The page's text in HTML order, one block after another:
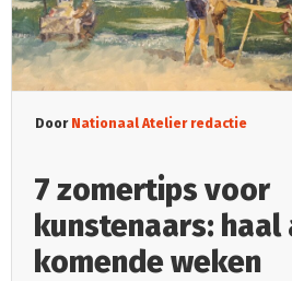
Door Nationaal Atelier redactie
7 zomertips voor
kunstenaars:
komende weken